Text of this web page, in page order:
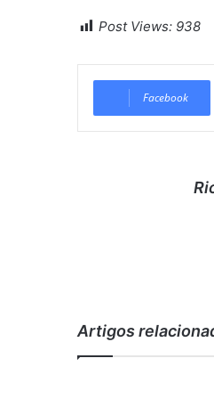
Post Views: 938
Facebook
Artigos